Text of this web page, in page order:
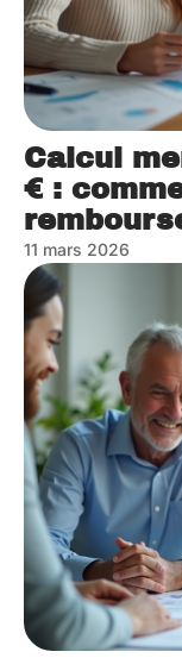
Calcul
€ :
11 mars 2026